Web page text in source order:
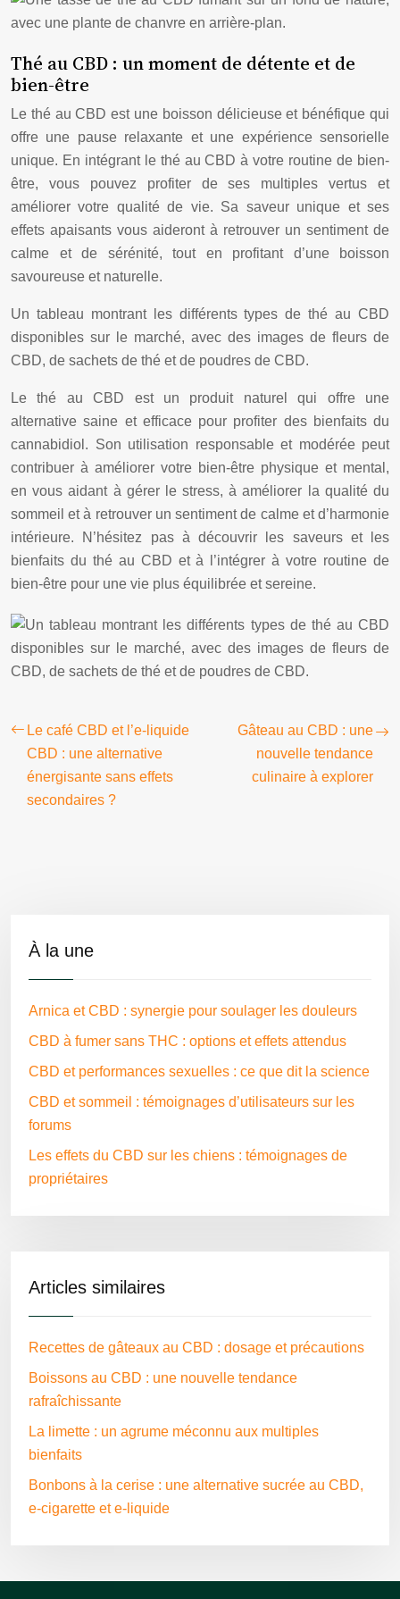
Thé au CBD : un moment de détente et de
bien-être
Le thé au CBD est une boisson délicieuse et bénéfique qui
offre une pause relaxante et une expérience sensorielle
unique. En intégrant le thé au CBD à votre routine de bien-
être, vous pouvez profiter de ses multiples vertus et
améliorer votre qualité de vie. Sa saveur unique et ses
effets apaisants vous aideront à retrouver un sentiment de
calme et de sérénité, tout en profitant d’une boisson
savoureuse et naturelle.
Un tableau montrant les différents types de thé au CBD
disponibles sur le marché, avec des images de fleurs de
CBD, de sachets de thé et de poudres de CBD.
Le thé au CBD est un produit naturel qui offre une
alternative saine et efficace pour profiter des bienfaits du
cannabidiol. Son utilisation responsable et modérée peut
contribuer à améliorer votre bien-être physique et mental,
en vous aidant à gérer le stress, à améliorer la qualité du
sommeil et à retrouver un sentiment de calme et d’harmonie
intérieure. N’hésitez pas à découvrir les saveurs et les
bienfaits du thé au CBD et à l’intégrer à votre routine de
bien-être pour une vie plus équilibrée et sereine.
Le café CBD et l’e-liquide
CBD : une alternative
énergisante sans effets
secondaires ?
Gâteau au CBD : une
nouvelle tendance
culinaire à explorer
À la une
Arnica et CBD : synergie pour soulager les douleurs
CBD à fumer sans THC : options et effets attendus
CBD et performances sexuelles : ce que dit la science
CBD et sommeil : témoignages d’utilisateurs sur les
forums
Les effets du CBD sur les chiens : témoignages de
propriétaires
Articles similaires
Recettes de gâteaux au CBD : dosage et précautions
Boissons au CBD : une nouvelle tendance
rafraîchissante
La limette : un agrume méconnu aux multiples
bienfaits
Bonbons à la cerise : une alternative sucrée au CBD,
e-cigarette et e-liquide